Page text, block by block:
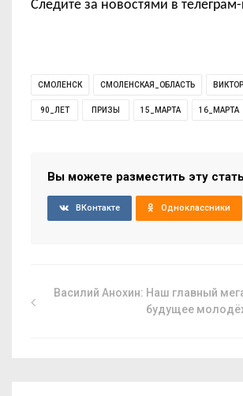
Следите за новостями в
СМОЛЕНСК СМОЛЕНСКАЯ_ОБЛАСТЬ
90_ЛЕТ ПРИЗЫ 15_МАРТА 16_МАРТА
Вы можете разместить эту
ВКонтакте Одноклассники
Василий Анохин: Наш главный
будущее